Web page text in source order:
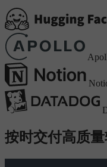
按时交付高质